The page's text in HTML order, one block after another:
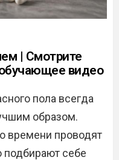
| Смотрите
видео
пола всегда
образом.
времени проводят
подбирают себе